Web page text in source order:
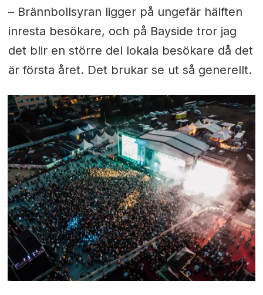
– Brännbollsyran ligger på ungefär hälften
inresta besökare, och på Bayside tror jag
det blir en större del lokala besökare då det
är första året. Det brukar se ut så generellt.